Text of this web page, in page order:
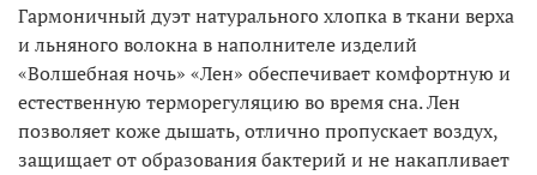
Гармоничный дуэт натурального хлопка в ткани верха
и льняного волокна в наполнителе изделий
«Волшебная ночь» «Лен» обеспечивает комфортную и
естественную терморегуляцию во время сна. Лен
позволяет коже дышать, отлично пропускает воздух,
защищает от образования бактерий и не накапливает